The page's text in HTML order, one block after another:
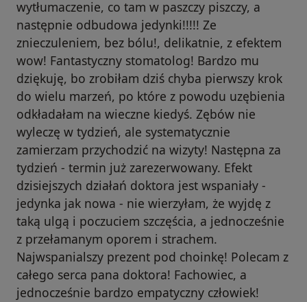
wytłumaczenie, co tam w paszczy piszczy, a
następnie odbudowa jedynki!!!!! Ze
znieczuleniem, bez bólu!, delikatnie, z efektem
wow! Fantastyczny stomatolog! Bardzo mu
dziękuję, bo zrobiłam dziś chyba pierwszy krok
do wielu marzeń, po które z powodu uzębienia
odkładałam na wieczne kiedyś. Zębów nie
wyleczę w tydzień, ale systematycznie
zamierzam przychodzić na wizyty! Następna za
tydzień - termin już zarezerwowany. Efekt
dzisiejszych działań doktora jest wspaniały -
jedynka jak nowa - nie wierzyłam, że wyjdę z
taką ulgą i poczuciem szczęścia, a jednocześnie
z przełamanym oporem i strachem.
Najwspanialszy prezent pod choinkę! Polecam z
całego serca pana doktora! Fachowiec, a
jednocześnie bardzo empatyczny człowiek!